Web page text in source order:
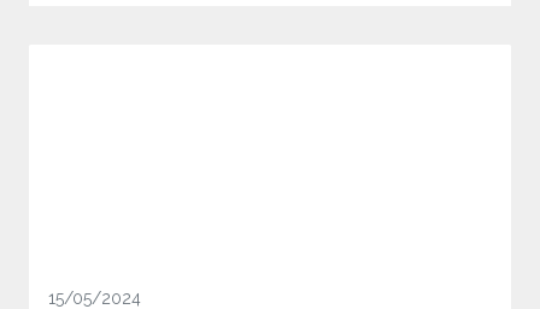
15/05/2024